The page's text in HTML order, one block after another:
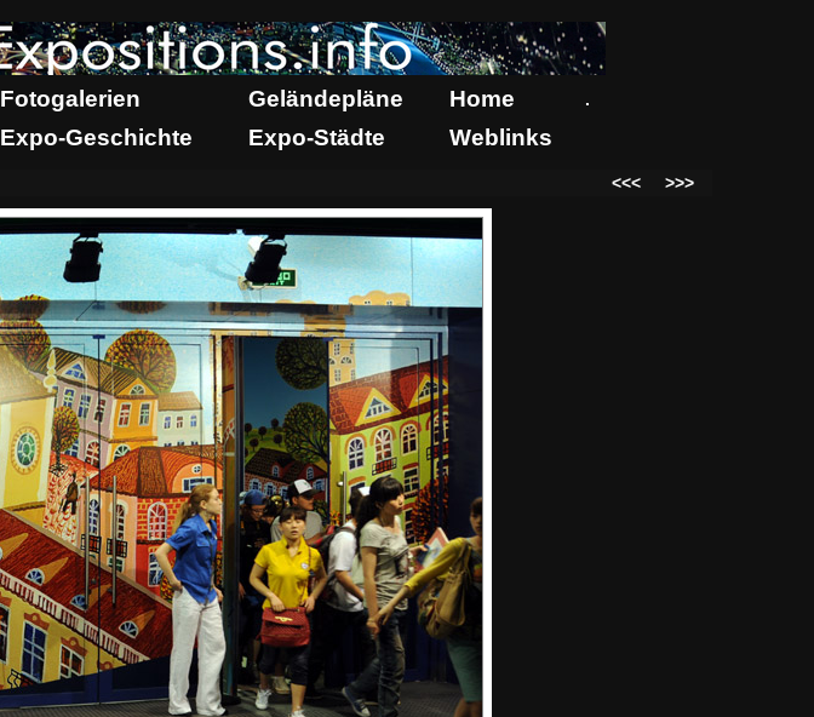
Fotogalerien Geländepläne Home .
Expo-Geschichte Expo-Städte Weblinks
<<< >>>